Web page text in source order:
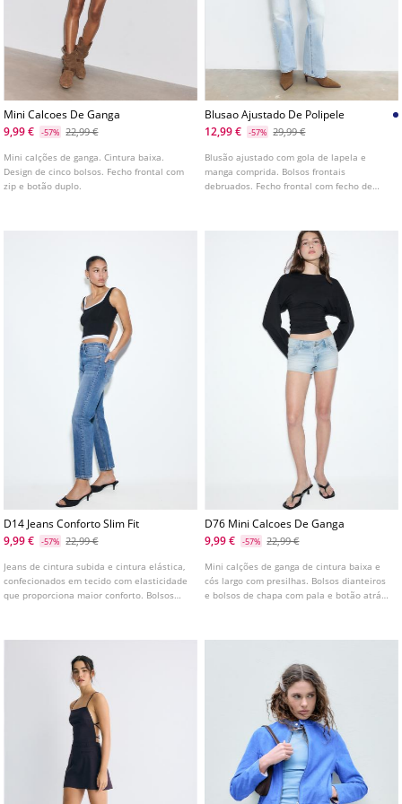
Mini Calcoes De Ganga
9,99 €
-57% 22,99 €
Mini calções de ganga. Cintura baixa.
Design de cinco bolsos. Fecho frontal com
zip e botão duplo.
Blusao Ajustado De Polipele
12,99 €
-57% 29,99 €
Blusão ajustado com gola de lapela e
manga comprida. Bolsos frontais
debruados. Fecho frontal com fecho de
D14 Jeans Conforto Slim Fit
9,99 €
-57% 22,99 €
Jeans de cintura subida e cintura elástica,
confecionados em tecido com elasticidade
que proporciona maior conforto. Bolsos
tornozelo. Disponível em várias cores.
D76 Mini Calcoes De Ganga
9,99 €
-57% 22,99 €
Mini calções de ganga de cintura baixa e
cós largo com presilhas. Bolsos dianteiros
e bolsos de chapa com pala e botão atrás.